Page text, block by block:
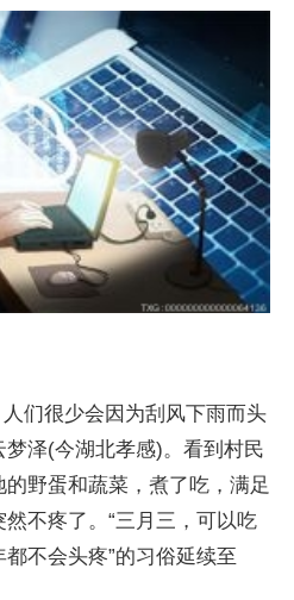
们很少会因为刮风下雨而头
泽(今湖北孝感)。看到村民
野蛋和蔬菜，煮了吃，满足
不疼了。“三月三，可以吃
不会头疼”的习俗延续至